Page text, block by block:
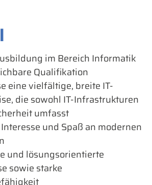
im Bereich Informatik
Qualifikation
eine vielfältige, breite IT-
die sowohl IT-Infrastrukturen
umfasst
und Spaß an modernen
und lösungsorientierte
sowie starke